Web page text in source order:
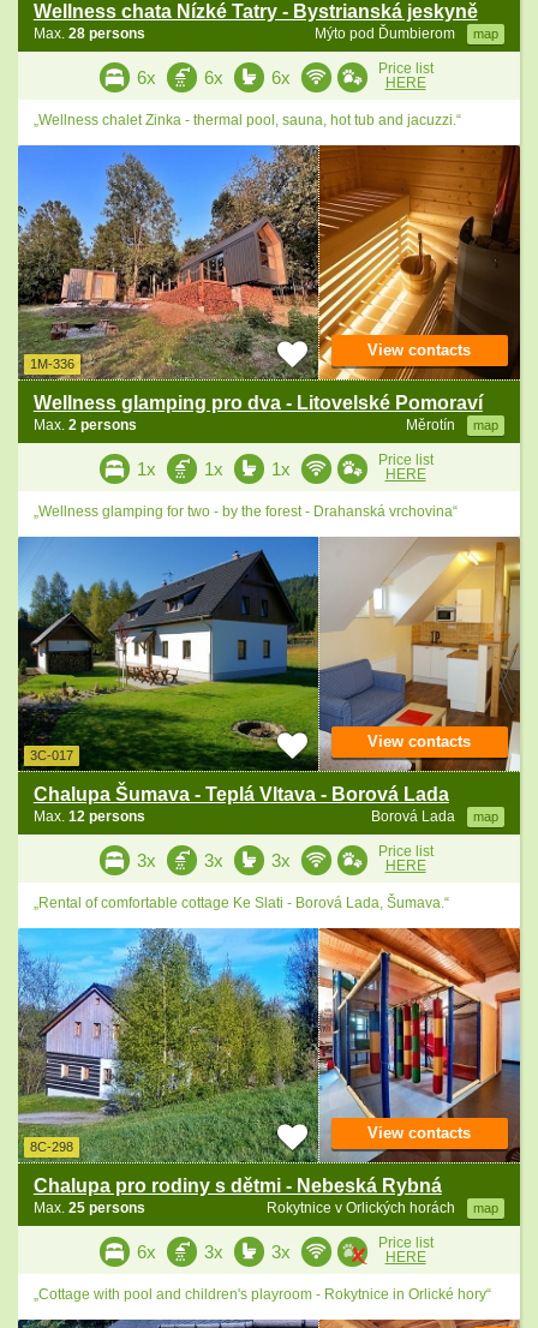
Wellness chata Nízké Tatry - Bystrianská jeskyně
Mýto pod Ďumbierom map
Max. 28 persons
6x 6x 6x
Price list
HERE
„Wellness chalet Zinka - thermal pool, sauna, hot tub and jacuzzi.“
1M-336
Wellness glamping pro dva - Litovelské Pomoraví
Měrotín map
Max. 2 persons
View contacts
1x 1x 1x
Price list
HERE
„Wellness glamping for two - by the forest - Drahanská vrchovina“
3C-017
Chalupa Šumava - Teplá Vltava - Borová Lada
Borová Lada map
Max. 12 persons
View contacts
3x 3x 3x
Price list
HERE
„Rental of comfortable cottage Ke Slati - Borová Lada, Šumava.“
8C-298
Chalupa pro rodiny s dětmi - Nebeská Rybná
Rokytnice v Orlických horách map
Max. 25 persons
View contacts
6x 3x 3x
Price list
HERE
„Cottage with pool and children's playroom - Rokytnice in Orlické hory“